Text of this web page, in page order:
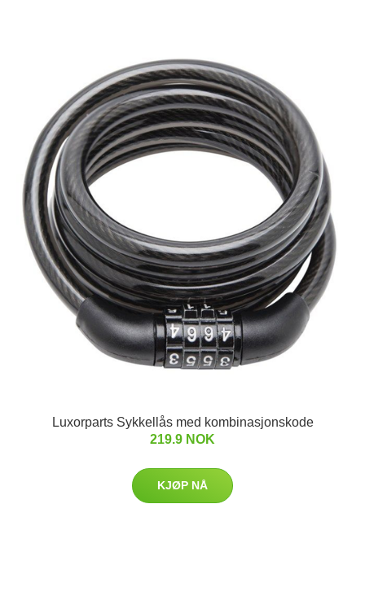
Luxorparts Sykkellås med kombinasjonskode
219.9 NOK
KJØP NÅ